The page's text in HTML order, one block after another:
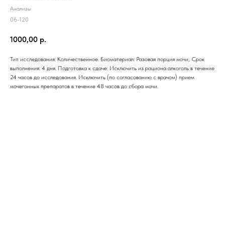
Анализы
06-120
1000,00 р.
Тип исследования: Количественное. Биоматериал: Разовая порция мочи;. Срок
выполнения: 4 дня. Подготовка к сдаче: Исключить из рациона алкоголь в течение
24 часов до исследования. Исключить (по согласованию с врачом) прием
мочегонных препаратов в течение 48 часов до сбора мочи.